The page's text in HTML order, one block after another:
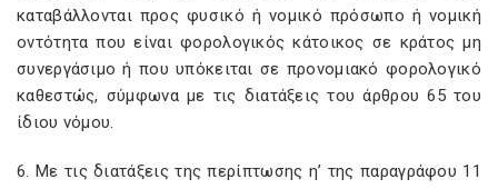
καταβάλλονται προς φυσικό ή νομικό πρόσωπο ή νομική
οντότητα που είναι φορολογικός κάτοικος σε κράτος μη
συνεργάσιμο ή που υπόκειται σε προνομιακό φορολογικό
καθεστώς, σύμφωνα με τις διατάξεις του άρθρου 65 του
ίδιου νόμου.
6. Με τις διατάξεις της περίπτωσης η’ της παραγράφου 11